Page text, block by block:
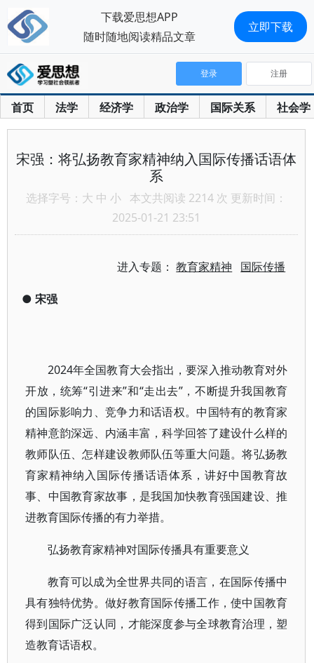
首页 法学 经济学 政治学 国际关系 社会学
登录 注册
宋强：将弘扬教育家精神纳入国际传播话语体
系
选择字号： 大 中 小 本文共阅读 2214 次 更新时间：
2025-01-21 23:51
进入专题：教育家精神 国际传播
● 宋强
2024年全国教育大会指出，要深入推动教育对外
开放，统筹“引进来”和“走出去”，不断提升我国教育
的国际影响力、竞争力和话语权。中国特有的教育家
精神意韵深远、内涵丰富，科学回答了建设什么样的
教师队伍、怎样建设教师队伍等重大问题。将弘扬教
育家精神纳入国际传播话语体系，讲好中国教育故
事、中国教育家故事，是我国加快教育强国建设、推
进教育国际传播的有力举措。
弘扬教育家精神对国际传播具有重要意义
教育可以成为全世界共同的语言，在国际传播中
具有独特优势。做好教育国际传播工作，使中国教育
得到国际广泛认同，才能深度参与全球教育治理，塑
造教育话语权。
下载爱思想APP
随时随地阅读精品文章
立即下载